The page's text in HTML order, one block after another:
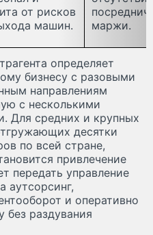
от рисков
машин.
маржи.
определяет
бизнесу с разовыми
направлениям
с несколькими
Для средних и крупных
десятки
по всей стране,
привлечение
передать управление
аутсорсинг,
и оперативно
без раздувания